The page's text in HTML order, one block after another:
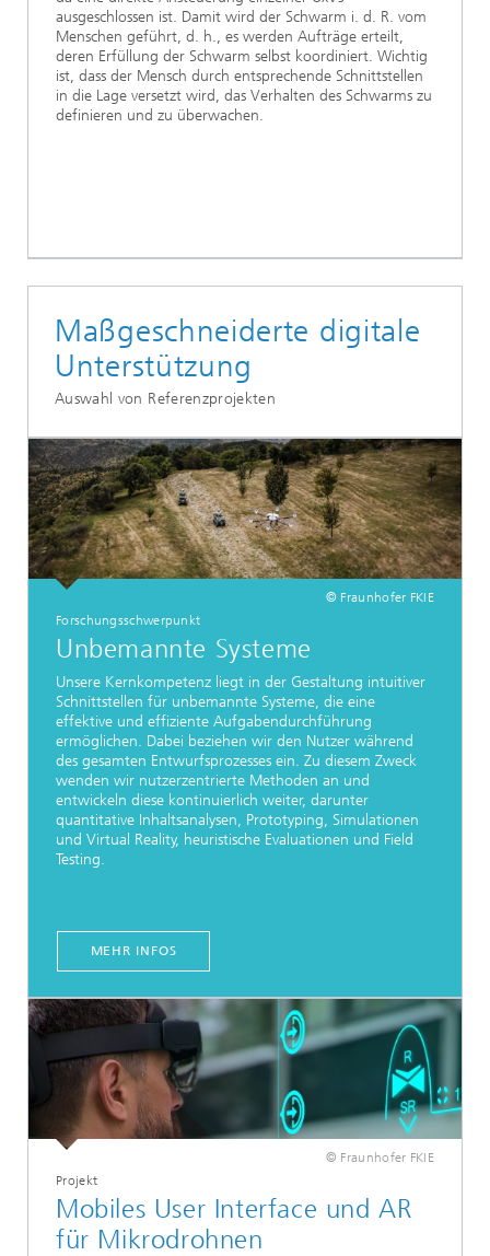
ausgeschlossen ist. Damit wird der Schwarm i. d. R. vom
Menschen geführt, d. h., es werden Aufträge erteilt,
deren Erfüllung der Schwarm selbst koordiniert. Wichtig
ist, dass der Mensch durch entsprechende Schnittstellen
in die Lage versetzt wird, das Verhalten des Schwarms zu
definieren und zu überwachen.
Maßgeschneiderte digitale
Unterstützung
Auswahl von Referenzprojekten
© Fraunhofer FKIE
Forschungsschwerpunkt
Unbemannte Systeme
Unsere Kernkompetenz liegt in der Gestaltung intuitiver
Schnittstellen für unbemannte Systeme, die eine
effektive und effiziente Aufgabendurchführung
ermöglichen. Dabei beziehen wir den Nutzer während
des gesamten Entwurfsprozesses ein. Zu diesem Zweck
wenden wir nutzerzentrierte Methoden an und
entwickeln diese kontinuierlich weiter, darunter
quantitative Inhaltsanalysen, Prototyping, Simulationen
und Virtual Reality, heuristische Evaluationen und Field
Testing.
MEHR INFOS
© Fraunhofer FKIE
Projekt
Mobiles User Interface und AR
für Mikrodrohnen